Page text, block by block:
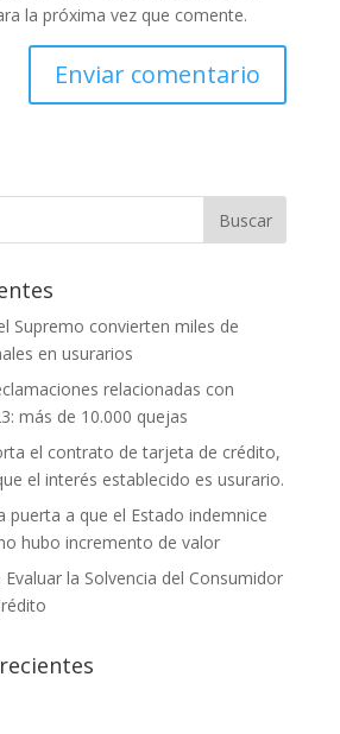
la próxima vez que comente.
Supremo convierten miles de
en usurarios
relacionadas con
más de 10.000 quejas
el contrato de tarjeta de crédito,
el interés establecido es usurario.
puerta a que el Estado indemnice
hubo incremento de valor
la Solvencia del Consumidor